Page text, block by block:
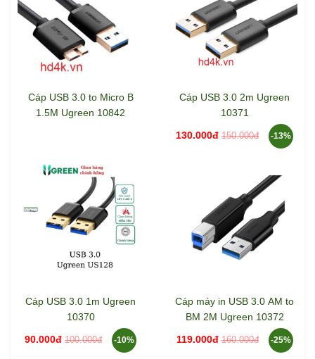
Cáp USB 3.0 to Micro B
1.5M Ugreen 10842
Cáp USB 3.0 2m Ugreen
10371
130.000đ 150.000đ -13%
Cáp USB 3.0 1m Ugreen
10370
90.000đ 100.000đ -10%
Cáp máy in USB 3.0 AM to
BM 2M Ugreen 10372
119.000đ 160.000đ -25%